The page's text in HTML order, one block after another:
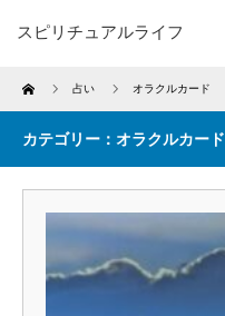
スピリチュアルライフ
Home 占い オラクルカード
カテゴリー：オラクルカード